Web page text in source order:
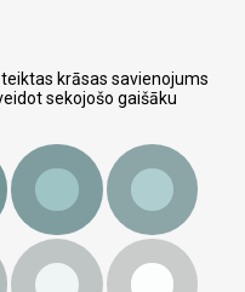
krāsas savienojums
sekojošo gaišāku